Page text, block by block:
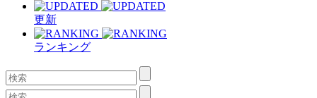
更新
ランキング